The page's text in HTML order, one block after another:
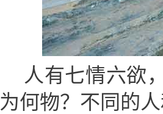
人有七情六欲
为何物？不同的